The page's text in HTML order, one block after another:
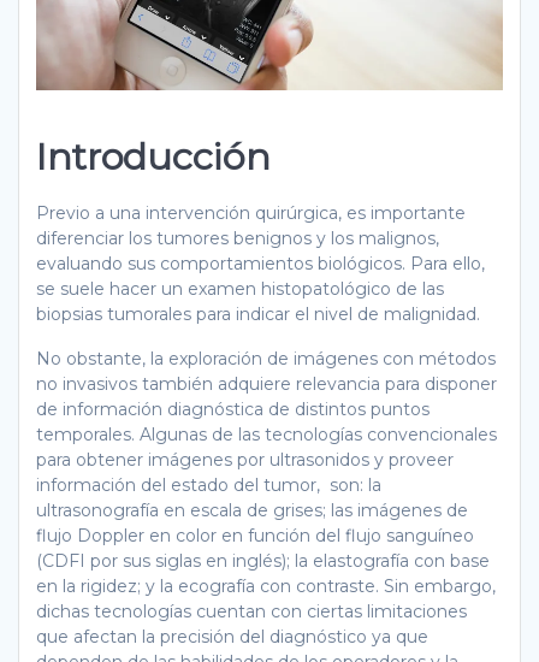
Introducción
Previo a una intervención quirúrgica, es importante
diferenciar los tumores benignos y los malignos,
evaluando sus comportamientos biológicos. Para ello,
se suele hacer un examen histopatológico de las
biopsias tumorales para indicar el nivel de malignidad.
No obstante, la exploración de imágenes con métodos
no invasivos también adquiere relevancia para disponer
de información diagnóstica de distintos puntos
temporales. Algunas de las tecnologías convencionales
para obtener imágenes por ultrasonidos y proveer
información del estado del tumor, son: la
ultrasonografía en escala de grises; las imágenes de
flujo Doppler en color en función del flujo sanguíneo
(CDFI por sus siglas en inglés); la elastografía con base
en la rigidez; y la ecografía con contraste. Sin embargo,
dichas tecnologías cuentan con ciertas limitaciones
que afectan la precisión del diagnóstico ya que